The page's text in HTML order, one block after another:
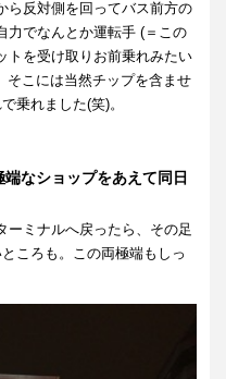
ら反対側を回ってバス前方の
力でなんとか運転手 (＝この
トを受け取りお前乗れみたい
そこには当然チップを含ませ
乗れました(笑)。
なショップをあえて同日
ーミナルへ戻ったら、その足
ころも。この両極端もしっ